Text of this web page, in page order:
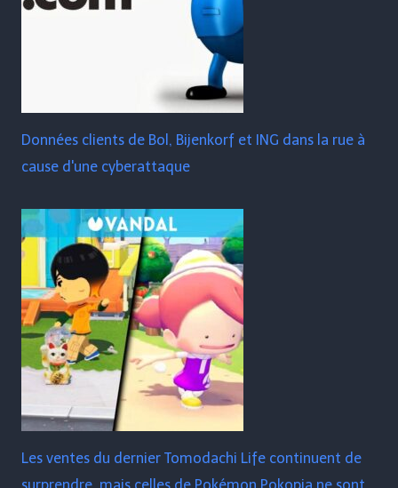
Données clients de Bol, Bijenkorf et ING dans la rue à
cause d'une cyberattaque
Les ventes du dernier Tomodachi Life continuent de